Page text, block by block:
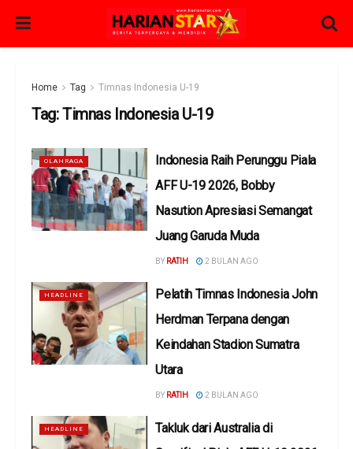
Home Tag Timnas Indonesia U-19
Tag:Timnas Indonesia U-19
OLAHRAGA
Indonesia Raih Perunggu Piala
AFF U-19 2026, Bobby
Nasution Apresiasi Semangat
Juang Garuda Muda
BY RATIH 2 BULAN AGO
HEADLINE
Pelatih Timnas Indonesia John
Herdman Terpana dengan
Keindahan Stadion Sumatra
Utara
BY RATIH 2 BULAN AGO
HEADLINE
Takluk dari Australia di